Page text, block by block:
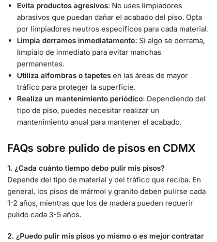
Evita productos agresivos: No uses limpiadores
abrasivos que puedan dañar el acabado del piso. Opta
por limpiadores neutros específicos para cada material.
Limpia derrames inmediatamente: Si algo se derrama,
límpialo de inmediato para evitar manchas
permanentes.
Utiliza alfombras o tapetes en las áreas de mayor
tráfico para proteger la superficie.
Realiza un mantenimiento periódico: Dependiendo del
tipo de piso, puedes necesitar realizar un
mantenimiento anual para mantener el acabado.
FAQs sobre pulido de pisos en CDMX
1. ¿Cada cuánto tiempo debo pulir mis pisos?
Depende del tipo de material y del tráfico que reciba. En
general, los pisos de mármol y granito deben pulirse cada
1-2 años, mientras que los de madera pueden requerir
pulido cada 3-5 años.
2. ¿Puedo pulir mis pisos yo mismo o es mejor contratar